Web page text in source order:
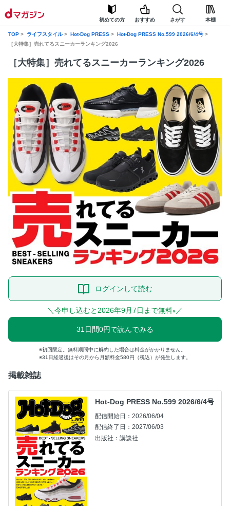
初めての方 おすすめ さがす 本棚
TOP ライフスタイル Hot-Dog PRESS
Hot-Dog PRESS No.599 2026/6/4号
［大特集］売れてるスニーカーランキング2026
［大特集］売れてるスニーカーランキング2026
ログインして読む
＼今申し込むと2026年9月7日まで無料※ ／
31日間0円で読んでみる
初回限定。無料期間中に解約した場合は料金がかかりません。
31日経過後はその月から月額料金580円（税込）が発生します。
掲載雑誌
Hot-Dog PRESS No.599 2026/6/4号
配信開始日：2026/06/04
配信終了日：2027/06/03
出版社：講談社